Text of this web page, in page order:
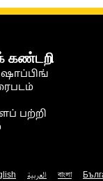
கண்டறி
பற்றி
العربية বাংলা